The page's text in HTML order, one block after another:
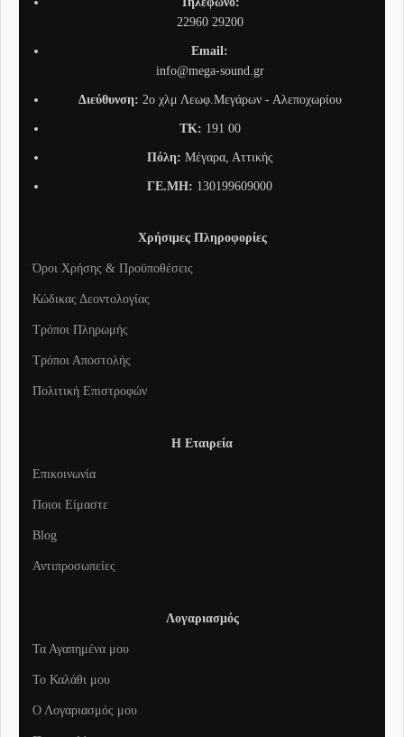
22960 29200
Email:
info@mega-sound.gr
Διεύθυνση: 2o χλμ Λεωφ.Μεγάρων - Αλεποχωρίου
TK: 191 00
Πόλη: Μέγαρα, Αττικής
ΓΕ.ΜΗ: 130199609000
Χρήσιμες Πληροφορίες
Όροι Χρήσης & Προϋποθέσεις
Κώδικας Δεοντολογίας
Τρόποι Πληρωμής
Τρόποι Αποστολής
Πολιτική Επιστροφών
Η Εταιρεία
Επικοινωνία
Ποιοι Είμαστε
Blog
Αντιπροσωπείες
Λογαριασμός
Τα Αγαπημένα μου
To Καλάθι μου
Ο Λογαριασμός μου